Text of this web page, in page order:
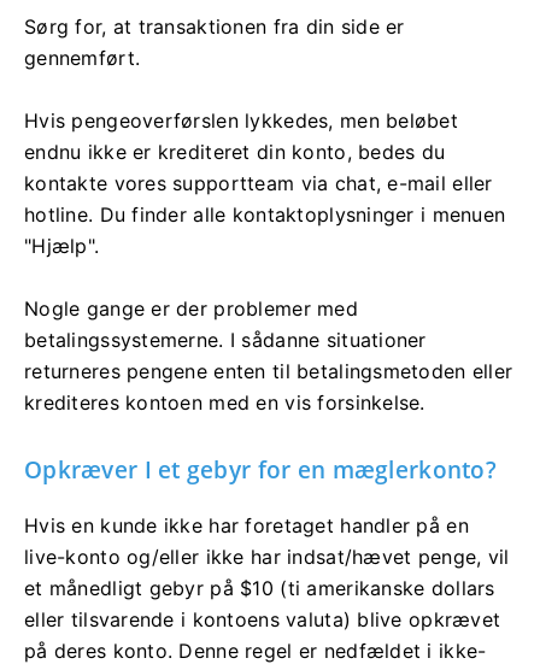
Sørg for, at transaktionen fra din side er
gennemført.
Hvis pengeoverførslen lykkedes, men beløbet
endnu ikke er krediteret din konto, bedes du
kontakte vores supportteam via chat, e-mail eller
hotline. Du finder alle kontaktoplysninger i menuen
"Hjælp".
Nogle gange er der problemer med
betalingssystemerne. I sådanne situationer
returneres pengene enten til betalingsmetoden eller
krediteres kontoen med en vis forsinkelse.
Opkræver I et gebyr for en mæglerkonto?
Hvis en kunde ikke har foretaget handler på en
live-konto og/eller ikke har indsat/hævet penge, vil
et månedligt gebyr på $10 (ti amerikanske dollars
eller tilsvarende i kontoens valuta) blive opkrævet
på deres konto. Denne regel er nedfældet i ikke-